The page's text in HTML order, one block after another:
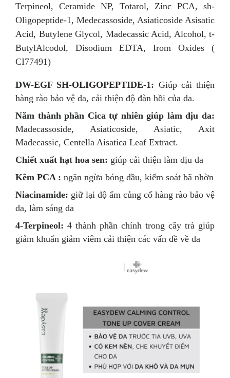
Terpineol, Ceramide NP, Totarol, Zinc PCA, sh-
Oligopeptide-1, Medecassoside, Asiaticoside Asisatic
Acid, Butylene Glycol, Madecassic Acid, Alcohol, t-
ButylAlcodol, Disodium EDTA, Irom Oxides (
CI77491)
DW-EGF SH-OLIGOPEPTIDE-1: Giúp cải thiện
hàng rào bảo vệ da, cải thiện độ đàn hồi của da.
Năm thành phần Cica tự nhiên giúp làm dịu da:
Madecassoside, Asiaticoside, Asiatic, Axit
Madecassic, Centella Aisatica Leaf Extract.
Chiết xuất hạt hoa sen: giúp cải thiện làm dịu da
Kẽm PCA : ngăn ngừa bóng dầu, kiểm soát bã nhờn
Niacinamide: giữ lại độ ẩm củng cố hàng rào bảo vệ
da, làm sáng da
4-Terpineol: 4 thành phần chính trong cây trà giúp
giảm khuẩn giảm viêm cải thiện các vấn đề về da